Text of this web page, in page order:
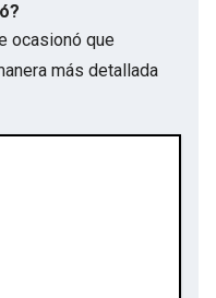
ocasionó que
más detallada